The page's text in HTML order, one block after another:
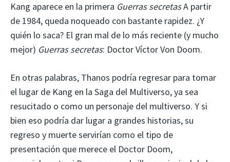
Kang aparece en la primera Guerras secretasA partir
de 1984, queda noqueado con bastante rapidez. ¿Y
quién lo saca? El gran mal de lo más reciente (y mucho
mejor) Guerras secretas: Doctor Víctor Von Doom.
En otras palabras, Thanos podría regresar para tomar
el lugar de Kang en la Saga del Multiverso, ya sea
resucitado o como un personaje del multiverso. Y si
bien eso podría dar lugar a grandes historias, su
regreso y muerte servirían como el tipo de
presentación que merece el Doctor Doom,